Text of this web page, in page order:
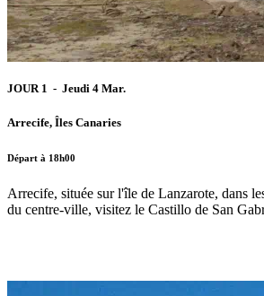
JOUR 1 - Jeudi 4 Mar.
Arrecife, Îles Canaries
Départ à 18h00
Arrecife, située sur l'île de Lanzarote, dans
du centre-ville, visitez le Castillo de San